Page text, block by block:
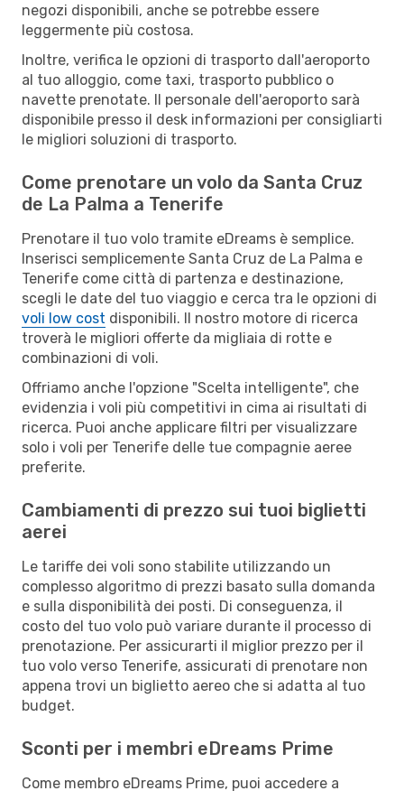
negozi disponibili, anche se potrebbe essere
leggermente più costosa.
Inoltre, verifica le opzioni di trasporto dall'aeroporto
al tuo alloggio, come taxi, trasporto pubblico o
navette prenotate. Il personale dell'aeroporto sarà
disponibile presso il desk informazioni per consigliarti
le migliori soluzioni di trasporto.
Come prenotare un volo da Santa Cruz
de La Palma a Tenerife
Prenotare il tuo volo tramite eDreams è semplice.
Inserisci semplicemente Santa Cruz de La Palma e
Tenerife come città di partenza e destinazione,
scegli le date del tuo viaggio e cerca tra le opzioni di
voli low cost disponibili. Il nostro motore di ricerca
troverà le migliori offerte da migliaia di rotte e
combinazioni di voli.
Offriamo anche l'opzione "Scelta intelligente", che
evidenzia i voli più competitivi in cima ai risultati di
ricerca. Puoi anche applicare filtri per visualizzare
solo i voli per Tenerife delle tue compagnie aeree
preferite.
Cambiamenti di prezzo sui tuoi biglietti
aerei
Le tariffe dei voli sono stabilite utilizzando un
complesso algoritmo di prezzi basato sulla domanda
e sulla disponibilità dei posti. Di conseguenza, il
costo del tuo volo può variare durante il processo di
prenotazione. Per assicurarti il miglior prezzo per il
tuo volo verso Tenerife, assicurati di prenotare non
appena trovi un biglietto aereo che si adatta al tuo
budget.
Sconti per i membri eDreams Prime
Come membro eDreams Prime, puoi accedere a